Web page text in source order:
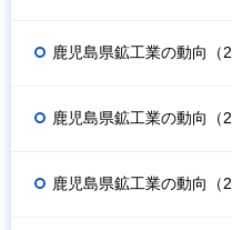
鹿児島県鉱工業の動向（
鹿児島県鉱工業の動向（
鹿児島県鉱工業の動向（